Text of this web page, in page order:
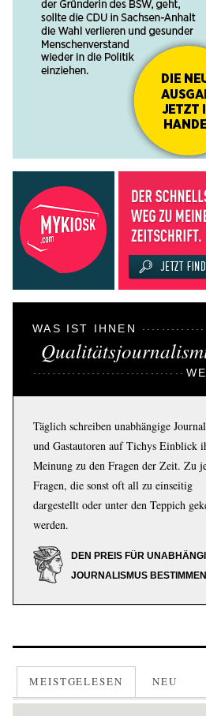
WAS IST IHNEN
Täglich schreiben unabhängige
und Gastautoren auf Tichys Einblick
Meinung zu den Fragen der Zeit. Zu
Fragen, die sonst oft all zu einseitig
dargestellt oder unter den Teppich
werden.
DEN PREIS FÜR
JOURNALISMUS
MEISTGELESEN NEU